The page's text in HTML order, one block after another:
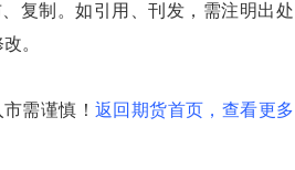
复制。如引用、刊发，需注明出处
。
需谨慎！ 返回期货首页，查看更多